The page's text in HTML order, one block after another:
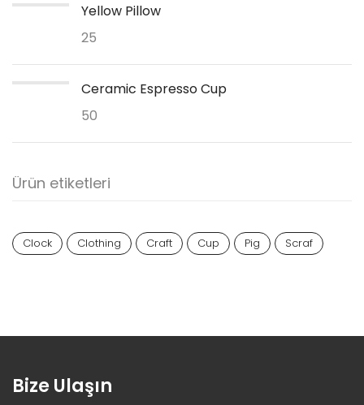
Yellow Pillow
25
Ceramic Espresso Cup
50
Ürün etiketleri
Clock Clothing Craft Cup Pig Scraf
Bize Ulaşın